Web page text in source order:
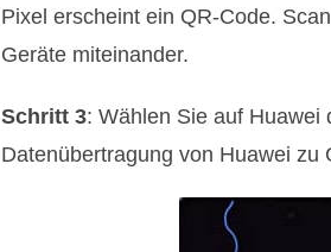
Pixel erscheint ein QR-Code.
Geräte miteinander.
Schritt 3: Wählen Sie auf Huawei
Datenübertragung von Huawei zu